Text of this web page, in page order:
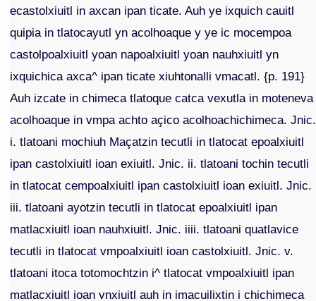
ecastolxiuitl in axcan ipan ticate. Auh ye ixquich cauitl
quipia in tlatocayutl yn acolhoaque y ye ic mocempoa
castolpoalxiuitl yoan napoalxiuitl yoan nauhxiuitl yn
ixquichica axca^ ipan ticate xiuhtonalli vmacatl. {p. 191}
Auh izcate in chimeca tlatoque catca vexutla in moteneva
acolhoaque in vmpa achto açico acolhoachichimeca. Jnic.
i. tlatoani mochiuh Maçatzin tecutli in tlatocat epoalxiuitl
ipan castolxiuitl ioan exiuitl. Jnic. ii. tlatoani tochin tecutli
in tlatocat cempoalxiuitl ipan castolxiuitl ioan exiuitl. Jnic.
iii. tlatoani ayotzin tecutli in tlatocat epoalxiuitl ipan
matlacxiuitl ioan nauhxiuitl. Jnic. iiii. tlatoani quatlavice
tecutli in tlatocat vmpoalxiuitl ioan castolxiuitl. Jnic. v.
tlatoani itoca totomochtzin i^ tlatocat vmpoalxiuitl ipan
matlacxiuitl ioan vnxiuitl auh in imacuilixtin i chichimeca